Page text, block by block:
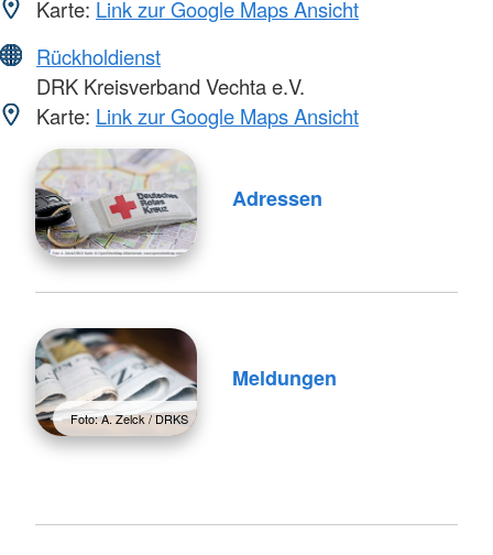
Karte: Link zur Google Maps Ansicht
Rückholdienst
DRK Kreisverband Vechta e.V.
Karte: Link zur Google Maps Ansicht
Adressen
Foto: A. Zelck / DRKS
Meldungen